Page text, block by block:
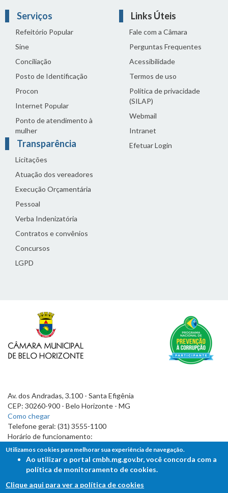
Serviços
Refeitório Popular
Sine
Conciliação
Posto de Identificação
Procon
Internet Popular
Ponto de atendimento à
mulher
Transparência
Licitações
Atuação dos vereadores
Execução Orçamentária
Pessoal
Verba Indenizatória
Contratos e convênios
Concursos
LGPD
Links Úteis
Fale com a Câmara
Perguntas Frequentes
Acessibilidade
Termos de uso
Política de privacidade
(SILAP)
Webmail
Intranet
Efetuar Login
Av. dos Andradas, 3.100 - Santa Efigênia
CEP: 30260-900 - Belo Horizonte - MG
Como chegar
Telefone geral: (31) 3555-1100
Horário de funcionamento:
7h às 19h
Utilizamos cookies para melhorar sua experiência de navegação.
Ao utilizar o portal cmbh.mg.gov.br, você concorda com a
política de monitoramento de cookies.
Clique aqui para ver a política de cookies